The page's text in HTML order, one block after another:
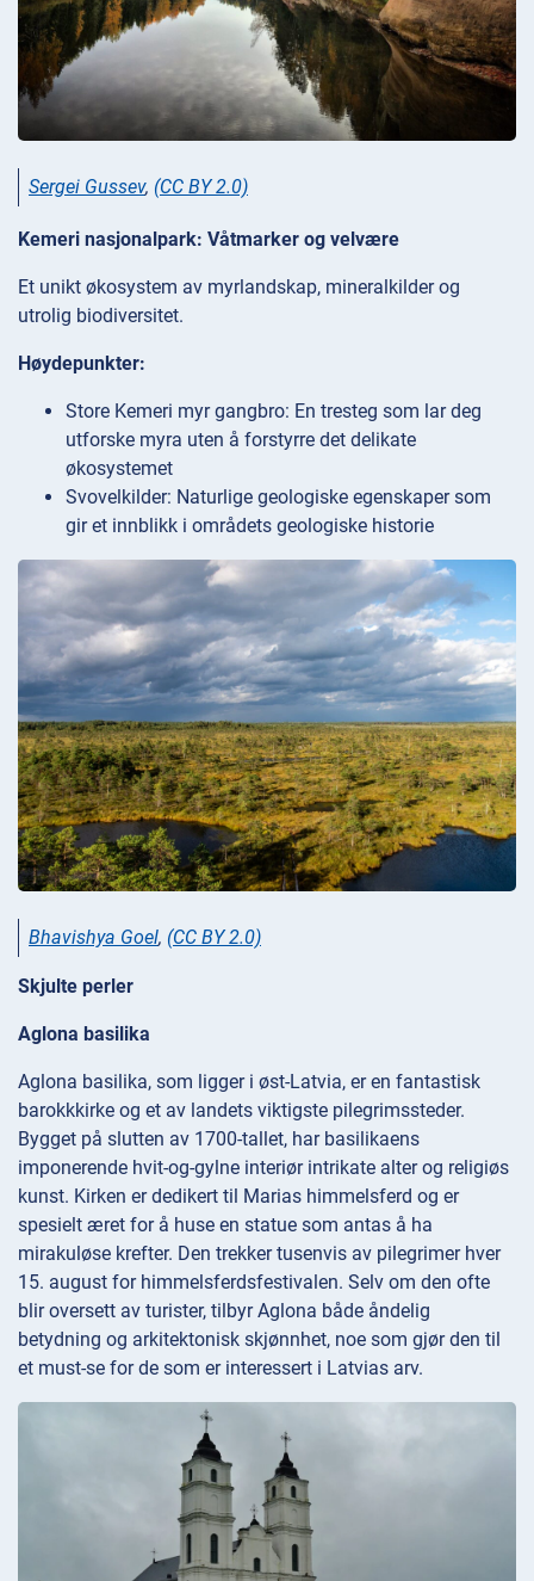
Sergei Gussev, (CC BY 2.0)
Kemeri nasjonalpark: Våtmarker og velvære
Et unikt økosystem av myrlandskap, mineralkilder og
utrolig biodiversitet.
Høydepunkter:
Store Kemeri myr gangbro: En tresteg som lar deg
utforske myra uten å forstyrre det delikate
økosystemet
Svovelkilder: Naturlige geologiske egenskaper som
gir et innblikk i områdets geologiske historie
Bhavishya Goel, (CC BY 2.0)
Skjulte perler
Aglona basilika
Aglona basilika, som ligger i øst-Latvia, er en fantastisk
barokkkirke og et av landets viktigste pilegrimssteder.
Bygget på slutten av 1700-tallet, har basilikaens
imponerende hvit-og-gylne interiør intrikate alter og religiøs
kunst. Kirken er dedikert til Marias himmelsferd og er
spesielt æret for å huse en statue som antas å ha
mirakuløse krefter. Den trekker tusenvis av pilegrimer hver
15. august for himmelsferdsfestivalen. Selv om den ofte
blir oversett av turister, tilbyr Aglona både åndelig
betydning og arkitektonisk skjønnhet, noe som gjør den til
et must-se for de som er interessert i Latvias arv.